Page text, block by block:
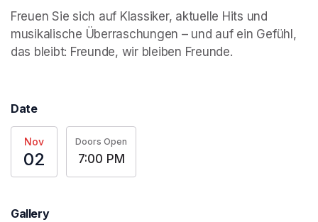
Freuen Sie sich auf Klassiker, aktuelle Hits und
musikalische Überraschungen – und auf ein Gefühl,
das bleibt: Freunde, wir bleiben Freunde.
Date
Nov
02
Doors Open
7:00 PM
Gallery